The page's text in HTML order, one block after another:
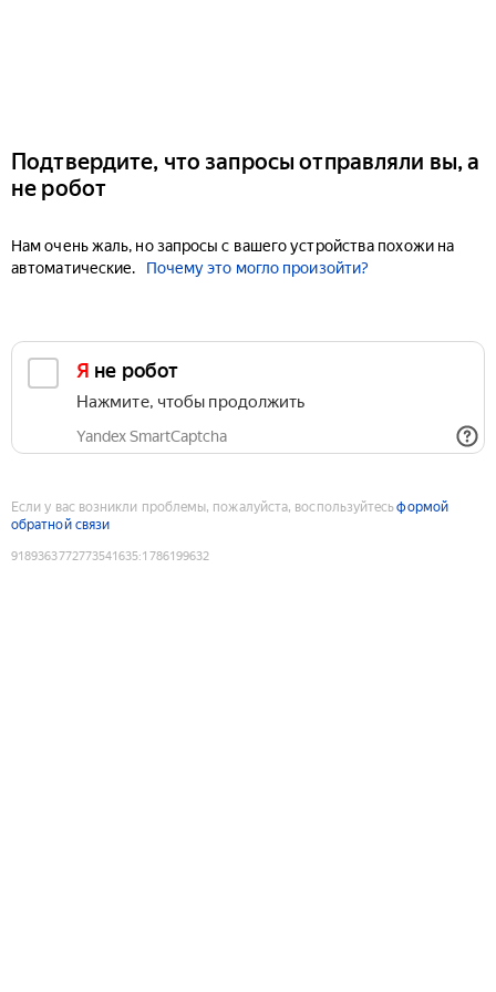
Подтвердите, что запросы отправляли вы, а
не робот
Нам очень жаль, но запросы с вашего устройства похожи на
автоматические.
Почему это могло произойти?
Я не робот
Нажмите, чтобы продолжить
Yandex SmartCaptcha
Если у вас возникли проблемы, пожалуйста, воспользуйтесьформой
обратной связи
9189363772773541635:1786199632